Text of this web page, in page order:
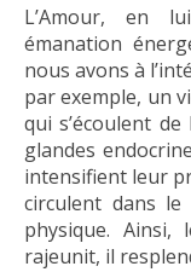
L’Amour, en
émanation
nous avons à
par exemple, un
qui s’écoulent
glandes
intensifient leur
circulent dans
physique.
rajeunit, il